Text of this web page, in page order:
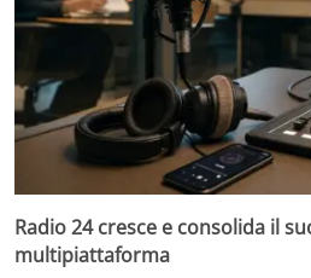
Radio 24 cresce e consolida il
multipiattaforma